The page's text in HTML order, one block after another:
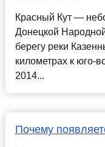
Красный Кут —
Донецкой
берегу реки
километрах к юго-
2014...
Почему